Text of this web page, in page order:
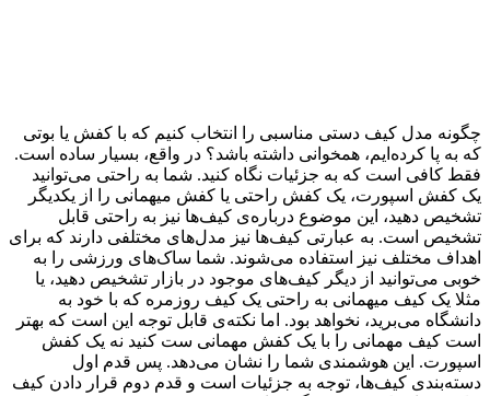
چگونه مدل کیف دستی مناسبی را انتخاب کنیم که با کفش یا بوتی
که به پا کرده‌ایم، همخوانی داشته باشد؟ در واقع، بسیار ساده است.
فقط کافی است که به جزئیات نگاه کنید. شما به راحتی می‌توانید
یک کفش اسپورت، یک کفش راحتی یا کفش میهمانی را از یکدیگر
تشخیص دهید، این موضوع درباره‌ی کیف‌ها نیز به راحتی قابل
تشخیص است. به عبارتی کیف‌ها نیز مدل‌های مختلفی دارند که برای
اهداف مختلف نیز استفاده می‌شوند. شما ساک‌های ورزشی را به
خوبی می‌توانید از دیگر کیف‌های موجود در بازار تشخیص دهید، یا
مثلا یک کیف میهمانی به راحتی یک کیف روزمره که با خود به
دانشگاه می‌برید، نخواهد بود. اما نکته‌ی قابل توجه این است که بهتر
است کیف مهمانی را با یک کفش مهمانی ست کنید نه یک کفش
اسپورت. این هوشمندی شما را نشان می‌دهد. پس قدم اول
دسته‌بندی کیف‌ها، توجه به جزئیات است و قدم دوم قرار دادن کیف